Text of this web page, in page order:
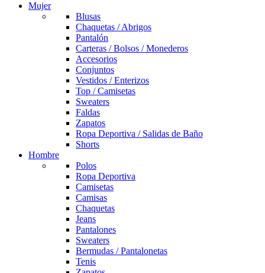
Mujer
Blusas
Chaquetas / Abrigos
Pantalón
Carteras / Bolsos / Monederos
Accesorios
Conjuntos
Vestidos / Enterizos
Top / Camisetas
Sweaters
Faldas
Zapatos
Ropa Deportiva / Salidas de Baño
Shorts
Hombre
Polos
Ropa Deportiva
Camisetas
Camisas
Chaquetas
Jeans
Pantalones
Sweaters
Bermudas / Pantalonetas
Tenis